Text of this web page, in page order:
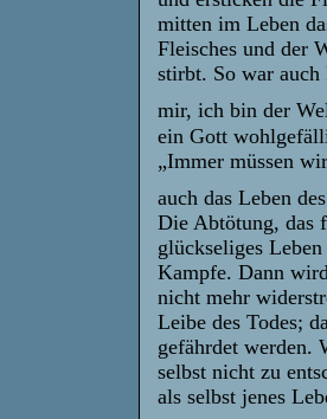
mitten im Leben
Fleisches und der
stirbt. So war auch
mir, ich bin der
ein Gott
„Immer müssen
auch das Leben
Die Abtötung, das
glückseliges
Kampfe. Dann wird
nicht mehr
Leibe des Todes;
gefährdet werden.
selbst nicht zu
als selbst jenes